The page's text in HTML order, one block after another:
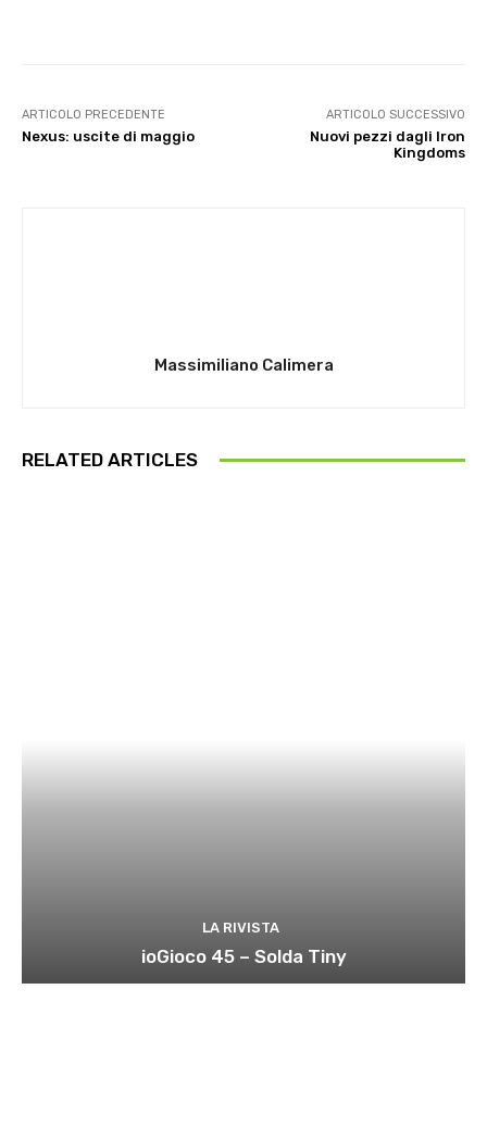
ARTICOLO PRECEDENTE
Nexus: uscite di maggio
ARTICOLO SUCCESSIVO
Nuovi pezzi dagli Iron
Kingdoms
Massimiliano Calimera
RELATED ARTICLES
LA RIVISTA
ioGioco 45 – Solda Tiny